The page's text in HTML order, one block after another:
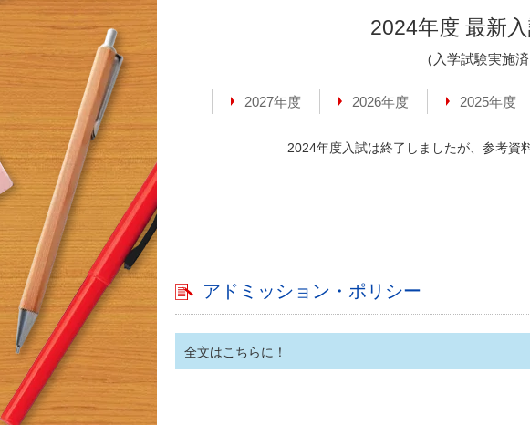
2024年度 最新
（入学試験実施済
2027年度 2026年度 2025年度
2024年度入試は終了しましたが、参考資
アドミッション・ポリシー
全文はこちらに！